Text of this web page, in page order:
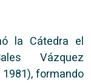
la Cátedra el
Vázquez
1981), formando